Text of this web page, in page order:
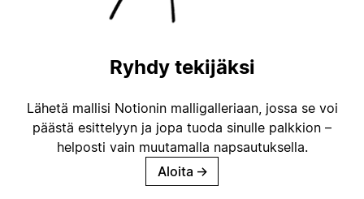
Ryhdy tekijäksi
Lähetä mallisi Notionin malligalleriaan, jossa se voi
päästä esittelyyn ja jopa tuoda sinulle palkkion –
helposti vain muutamalla napsautuksella.
Aloita →